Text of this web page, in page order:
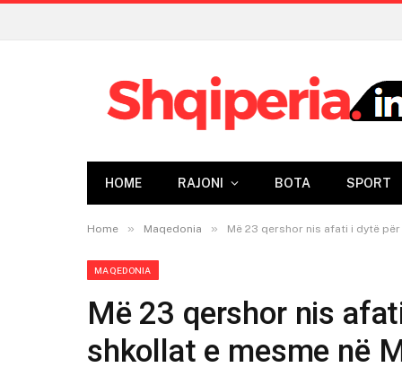
HOME RAJONI BOTA SPORT
Home » Maqedonia » Më 23 qershor nis afati i dytë
MAQEDONIA
Më 23 qershor nis
shkollat e mesme në